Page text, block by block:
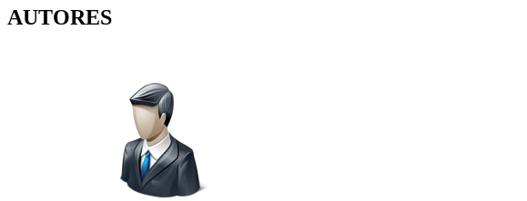
AUTORES